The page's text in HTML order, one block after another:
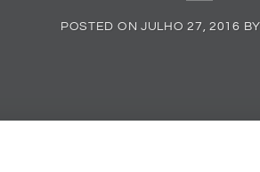
POSTED ON JULHO 27, 2016 BY